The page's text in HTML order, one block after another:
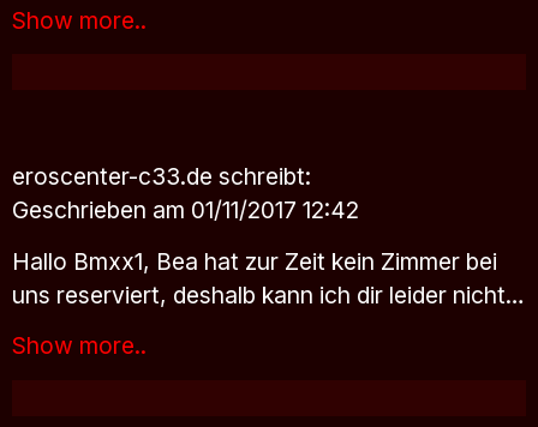
Show more..
eroscenter-c33.de schreibt:
Geschrieben am 01/11/2017 12:42
Hallo Bmxx1, Bea hat zur Zeit kein Zimmer bei
uns reserviert, deshalb kann ich dir leider nicht…
Show more..